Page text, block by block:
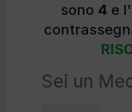
sono 4 e
Sei un